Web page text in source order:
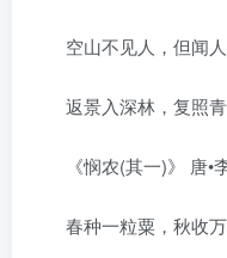
空山不见人，但闻人
返景入深林，复照青
《悯农(其一)》 唐•
春种一粒粟，秋收万